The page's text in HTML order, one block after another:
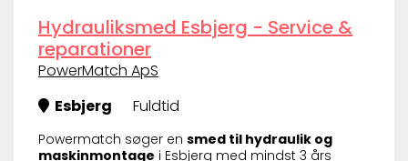
Hydrauliksmed Esbjerg - Service &
reparationer
PowerMatch ApS
Esbjerg
Fuldtid
Powermatch søger en smed til hydraulik og
maskinmontage i Esbjerg med mindst 3 års